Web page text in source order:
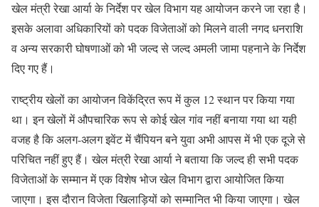
खेल मंत्री रेखा आर्या के निर्देश पर खेल विभाग यह आयोजन करने जा रहा है।
इसके अलावा अधिकारियों को पदक विजेताओं को मिलने वाली नगद धनराशि
व अन्य सरकारी घोषणाओं को भी जल्द से जल्द अमली जामा पहनाने के निर्देश
दिए गए हैं।
राष्ट्रीय खेलों का आयोजन विकेंद्रित रूप में कुल 12 स्थान पर किया गया
था। इन खेलों में औपचारिक रूप से कोई खेल गांव नहीं बनाया गया था यही
वजह है कि अलग-अलग इवेंट में चैंपियन बने युवा अभी आपस में भी एक दूजे से
परिचित नहीं हुए हैं। खेल मंत्री रेखा आर्या ने बताया कि जल्द ही सभी पदक
विजेताओं के सम्मान में एक विशेष भोज खेल विभाग द्वारा आयोजित किया
जाएगा। इस दौरान विजेता खिलाड़ियों को सम्मानित भी किया जाएगा। खेल